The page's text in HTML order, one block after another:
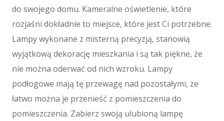
Elektronika, RTV, AGD
Art. Dla Zwierząt
Ogród, Rośliny
Chemia
Art. Spożywcze
Materiały Eksploatacyjne
Inne Sklepy
Maszyny
do swojego domu. Kameralne oświetlenie, które
rozjaśni dokładnie to miejsce, które jest Ci potrzebne.
Lampy wykonane z misterną precyzją, stanowią
wyjątkową dekorację mieszkania i są tak piękne, że
nie można oderwać od nich wzroku. Lampy
podłogowe mają tę przewagę nad pozostałymi, że
łatwo można je przenieść z pomieszczenia do
pomieszczenia. Zabierz swoją ulubioną lampę